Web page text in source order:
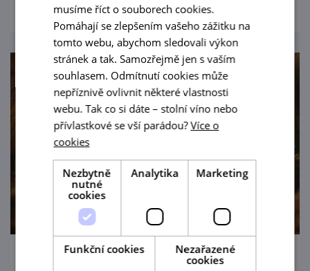
Cimbálové veselí u nás ve sklepě 2026
musíme říct o souborech cookies.
Pomáhají se zlepšením vašeho zážitku na
tomto webu, abychom sledovali výkon
stránek a tak. Samozřejmě jen s vaším
souhlasem. Odmítnutí cookies může
nepříznivě ovlivnit některé vlastnosti
webu. Tak co si dáte – stolní víno nebo
přívlastkové se vší parádou?Více o
cookies
Nezbytně
nutné
cookies
Analytika Marketing
Funkční cookies
Nezařazené
cookies